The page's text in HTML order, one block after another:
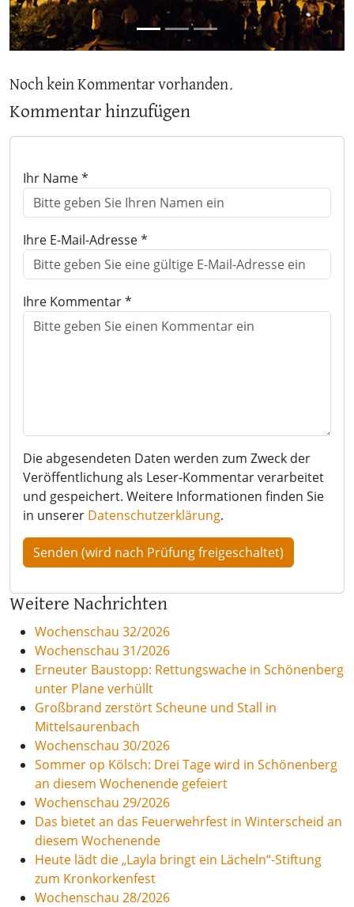
Noch kein Kommentar vorhanden.
Kommentar hinzufügen
Ihr Name *
Ihre E-Mail-Adresse *
Ihre Kommentar *
Die abgesendeten Daten werden zum Zweck der
Veröffentlichung als Leser-Kommentar verarbeitet
und gespeichert. Weitere Informationen finden Sie
in unserer Datenschutzerklärung.
Weitere Nachrichten
Wochenschau 32/2026
Wochenschau 31/2026
Erneuter Baustopp: Rettungswache in Schönenberg
unter Plane verhüllt
Großbrand zerstört Scheune und Stall in
Mittelsaurenbach
Wochenschau 30/2026
Sommer op Kölsch: Drei Tage wird in Schönenberg
an diesem Wochenende gefeiert
Wochenschau 29/2026
Das bietet an das Feuerwehrfest in Winterscheid an
diesem Wochenende
Heute lädt die „Layla bringt ein Lächeln“-Stiftung
zum Kronkorkenfest
Wochenschau 28/2026